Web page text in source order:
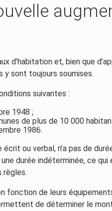
d’habitation et, bien que
y sont toujours soumises.
suivantes :
1948 ;
de plus de 10 000
1986.
ou verbal, n’a pas de
durée indéterminée, ce qui
règles.
fonction de leurs
de déterminer le